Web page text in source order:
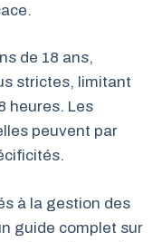
de 18 ans,
strictes, limitant
heures. Les
peuvent par
à la gestion des
guide complet sur